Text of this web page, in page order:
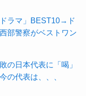
ラマ」BEST10→ド
部警察がベストワン
の日本代表に「喝」
の代表は、、、